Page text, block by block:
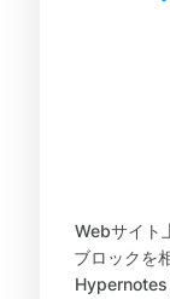
Webサイト
ブロックを
Hypernotes